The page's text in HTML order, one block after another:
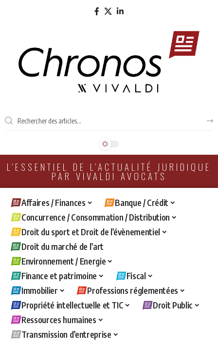
L'ESSENTIEL DE L'ACTUALITÉ JURIDIQUE
PAR VIVALDI AVOCATS
Affaires / Finances
Banque / Crédit
Concurrence / Consommation / Distribution
Droit du sport et Droit de l’évènementiel
Droit du marché de l’art
Environnement / Energie
Finance et patrimoine
Fiscal
Immobilier
Professions réglementées
Propriété intellectuelle et TIC
Droit Public
Ressources humaines
Transmission d’entreprise